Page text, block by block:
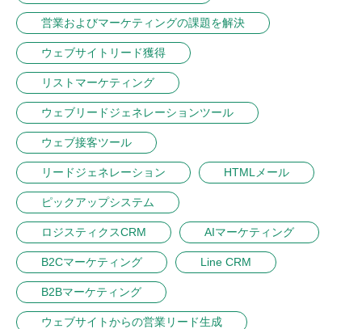
営業およびマーケティングの課題を解決
ウェブサイトリード獲得
リストマーケティング
ウェブリードジェネレーションツール
ウェブ接客ツール
リードジェネレーション HTMLメール
ピックアップシステム
ロジスティクスCRM AIマーケティング
B2Cマーケティング Line CRM
B2Bマーケティング
ウェブサイトからの営業リード生成